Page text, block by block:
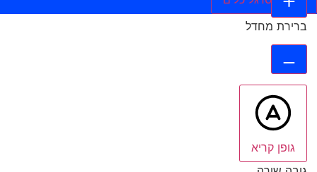
ברירת מחדל
גופן קריא